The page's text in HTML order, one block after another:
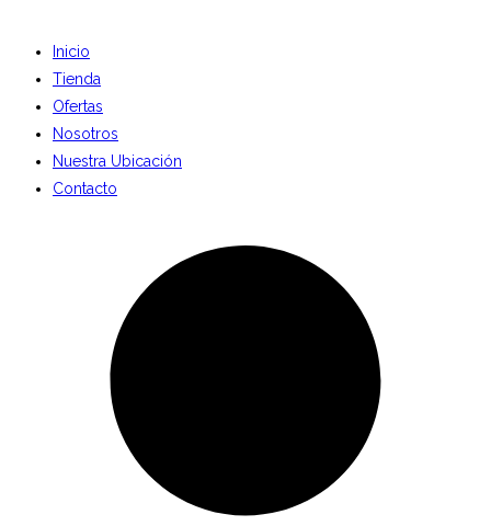
Inicio
Tienda
Ofertas
Nosotros
Nuestra Ubicación
Contacto